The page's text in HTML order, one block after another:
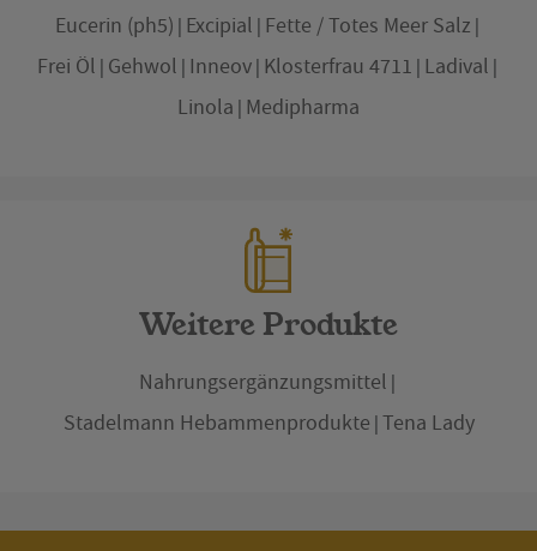
Eucerin (ph5) Excipial Fette / Totes Meer Salz
Frei Öl Gehwol Inneov Klosterfrau 4711 Ladival
Linola Medipharma
Weitere Produkte
Nahrungsergänzungsmittel
Stadelmann Hebammenprodukte Tena Lady